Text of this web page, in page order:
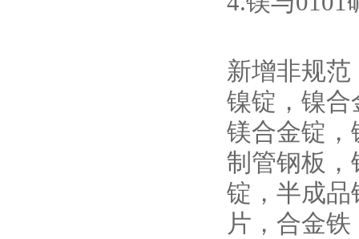
新增非规
镍锭，镍合
镁合金锭，
制管钢板，
锭，半成品
片，合金